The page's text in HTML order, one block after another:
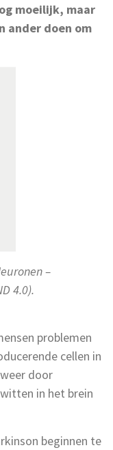
moeilijk, maar
ander doen om
–
4.0).
problemen
cellen in
door
in het brein
beginnen te